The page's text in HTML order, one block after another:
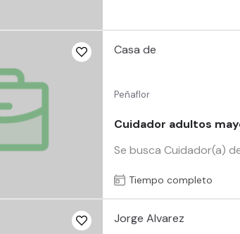
Casa de
Peñaflor
Cuidador adultos
Se busca Cuidador(a)
Tiempo completo
Jorge Alvarez